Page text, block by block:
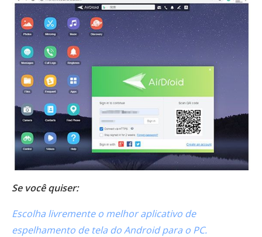
Se você quiser:
Escolha livremente o melhor aplicativo de
espelhamento de tela do Android para o PC.